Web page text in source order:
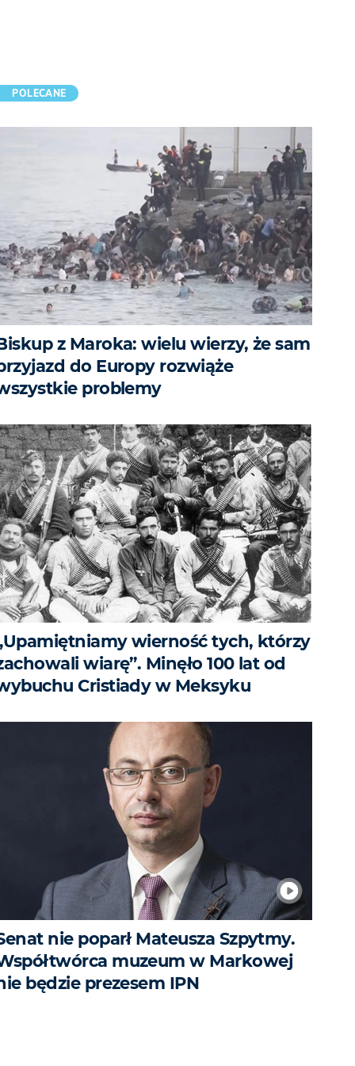
POLECANE
z Maroka: wielu wierzy, że sam
do Europy rozwiąże
problemy
wierność tych, którzy
wiarę”. Minęło 100 lat od
Cristiady w Meksyku
nie poparł Mateusza Szpytmy.
muzeum w Markowej
będzie prezesem IPN